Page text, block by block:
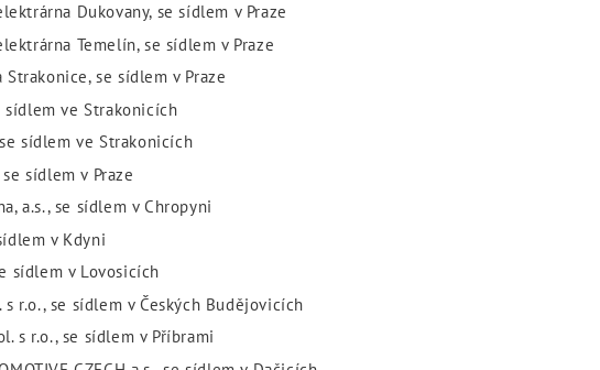
Dukovany, se sídlem v Praze
Temelín, se sídlem v Praze
Strakonice, se sídlem v Praze
sídlem ve Strakonicích
sídlem ve Strakonicích
se sídlem v Praze
a.s., se sídlem v Chropyni
v Kdyni
sídlem v Lovosicích
s r.o., se sídlem v Českých Budějovicích
s r.o., se sídlem v Příbrami